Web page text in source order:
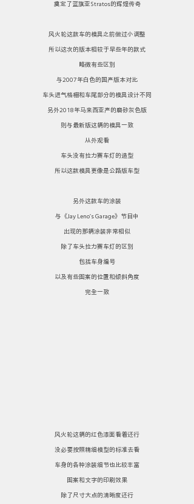
奠定了蓝旗亚Stratos的辉煌传奇
风火轮这款车的模具之前做过小调整
所以这次的版本相较于早些年的款式
略微有些区别
与2007年白色的国产版本对比
车头进气格栅和车尾部分的模具设计不同
另外2018年马来西亚产的磨砂灰色版
则与最新版这辆的模具一致
从外观看
车头没有拉力赛车灯的造型
所以这款模具更像是公路版车型
另外这款车的涂装
与《Jay Leno’s Garage》节目中
出现的那辆涂装非常相似
除了车头拉力赛车灯的区别
包括车身编号
以及有些图案的位置和倾斜角度
完全一致
风火轮这辆的红色漆面看着还行
没必要按照精细模型的标准去看
车身的各种涂装细节也比较丰富
图案和文字的印刷效果
除了尺寸大点的清晰度还行